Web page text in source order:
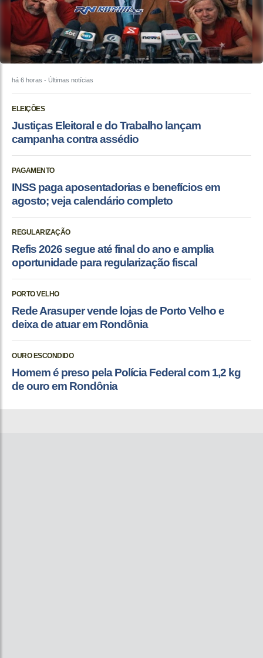
há 6 horas - Últimas notícias
ELEIÇÕES
Justiças Eleitoral e do Trabalho lançam
campanha contra assédio
PAGAMENTO
INSS paga aposentadorias e benefícios em
agosto; veja calendário completo
REGULARIZAÇÃO
Refis 2026 segue até final do ano e amplia
oportunidade para regularização fiscal
PORTO VELHO
Rede Arasuper vende lojas de Porto Velho e
deixa de atuar em Rondônia
OURO ESCONDIDO
Homem é preso pela Polícia Federal com 1,2 kg
de ouro em Rondônia